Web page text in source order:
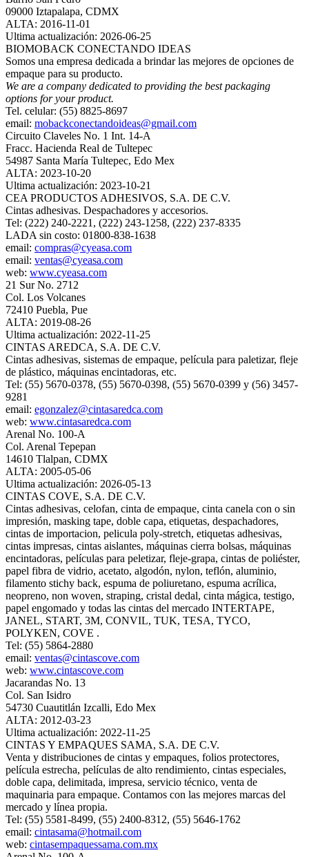
09000 Iztapalapa, CDMX
ALTA: 2016-11-01
Ultima actualización: 2026-06-25
BIOMOBACK CONECTANDO IDEAS
Somos una empresa dedicada a brindar las mejores de opciones de
empaque para su producto.
We are a company dedicated to providing the best packaging
options for your product.
Tel. celular: (55) 8825-8697
email: mobackconectandoideas@gmail.com
Circuito Claveles No. 1 Int. 14-A
Fracc. Hacienda Real de Tultepec
54987 Santa María Tultepec, Edo Mex
ALTA: 2023-10-20
Ultima actualización: 2023-10-21
CEA PRODUCTOS ADHESIVOS, S.A. DE C.V.
Cintas adhesivas. Despachadores y accesorios.
Tel: (222) 240-2221, (222) 243-1258, (222) 237-8335
LADA sin costo: 01800-838-1638
email: compras@cyeasa.com
email: ventas@cyeasa.com
web: www.cyeasa.com
21 Sur No. 2712
Col. Los Volcanes
72410 Puebla, Pue
ALTA: 2019-08-26
Ultima actualización: 2022-11-25
CINTAS AREDCA, S.A. DE C.V.
Cintas adhesivas, sistemas de empaque, película para paletizar, fleje
de plástico, máquinas encintadoras, etc.
Tel: (55) 5670-0378, (55) 5670-0398, (55) 5670-0399 y (56) 3457-
9281
email: egonzalez@cintasaredca.com
web: www.cintasaredca.com
Arenal No. 100-A
Col. Arenal Tepepan
14610 Tlalpan, CDMX
ALTA: 2005-05-06
Ultima actualización: 2026-05-13
CINTAS COVE, S.A. DE C.V.
Cintas adhesivas, celofan, cinta de empaque, cinta canela con o sin
impresión, masking tape, doble capa, etiquetas, despachadores,
cintas de importacion, pelicula poly-stretch, etiquetas adhesivas,
cintas impresas, cintas aislantes, máquinas cierra bolsas, máquinas
encintadoras, películas para peletizar, fleje-grapa, cintas de poliéster,
papel fibra de vidrio, acetato, algodón, nylon, teflón, aluminio,
filamento stichy back, espuma de poliuretano, espuma acrílica,
neopreno, non woven, straping, cristal dedal, cinta mágica, testigo,
papel engomado y todas las cintas del mercado INTERTAPE,
JANEL, START, 3M, CONVIL, TUK, TESA, TYCO,
POLYKEN, COVE .
Tel: (55) 5864-2880
email: ventas@cintascove.com
web: www.cintascove.com
Jacarandas No. 13
Col. San Isidro
54730 Cuautitlán Izcalli, Edo Mex
ALTA: 2012-03-23
Ultima actualización: 2022-11-25
CINTAS Y EMPAQUES SAMA, S.A. DE C.V.
Venta y distribuciones de cintas y empaques, folios protectores,
película estrecha, películas de alto rendimiento, cintas especiales,
doble capa, delimitada, impresa, servicio técnico, venta de
maquinaria para empaque. Contamos con las mejores marcas del
mercado y línea propia.
Tel: (55) 5581-8499, (55) 2400-8312, (55) 5646-1762
email: cintasama@hotmail.com
web: cintasempaquessama.com.mx